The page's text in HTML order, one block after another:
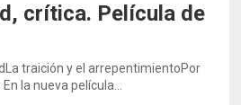
crítica. Película de
traición y el arrepentimientoPor
la nueva película…